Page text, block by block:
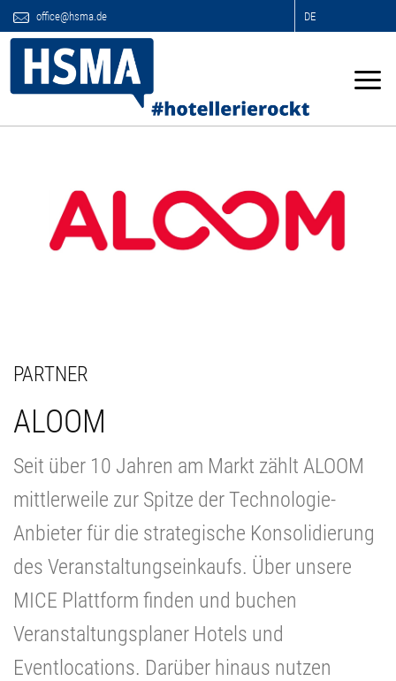
office@hsma.de DE
PARTNER
ALOOM
Seit über 10 Jahren am Markt zählt ALOOM
mittlerweile zur Spitze der Technologie-
Anbieter für die strategische Konsolidierung
des Veranstaltungseinkaufs. Über unsere
MICE Plattform finden und buchen
Veranstaltungsplaner Hotels und
Eventlocations. Darüber hinaus nutzen